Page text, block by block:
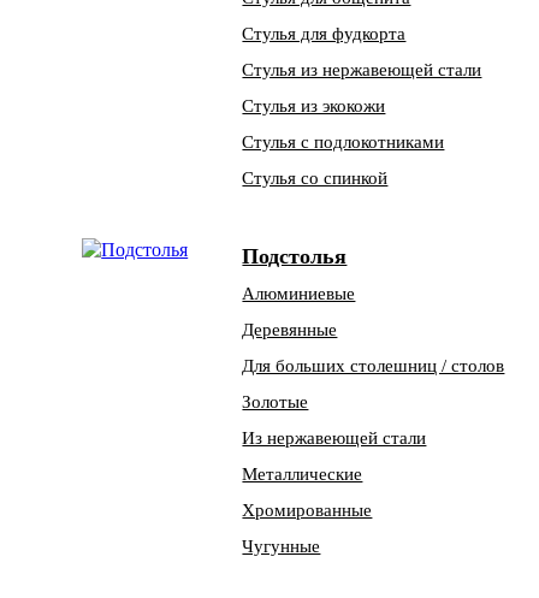
Стулья для фудкорта
Стулья из нержавеющей стали
Стулья из экокожи
Стулья с подлокотниками
Стулья со спинкой
Подстолья
Алюминиевые
Деревянные
Для больших столешниц / столов
Золотые
Из нержавеющей стали
Металлические
Хромированные
Чугунные